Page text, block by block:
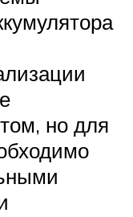
но для